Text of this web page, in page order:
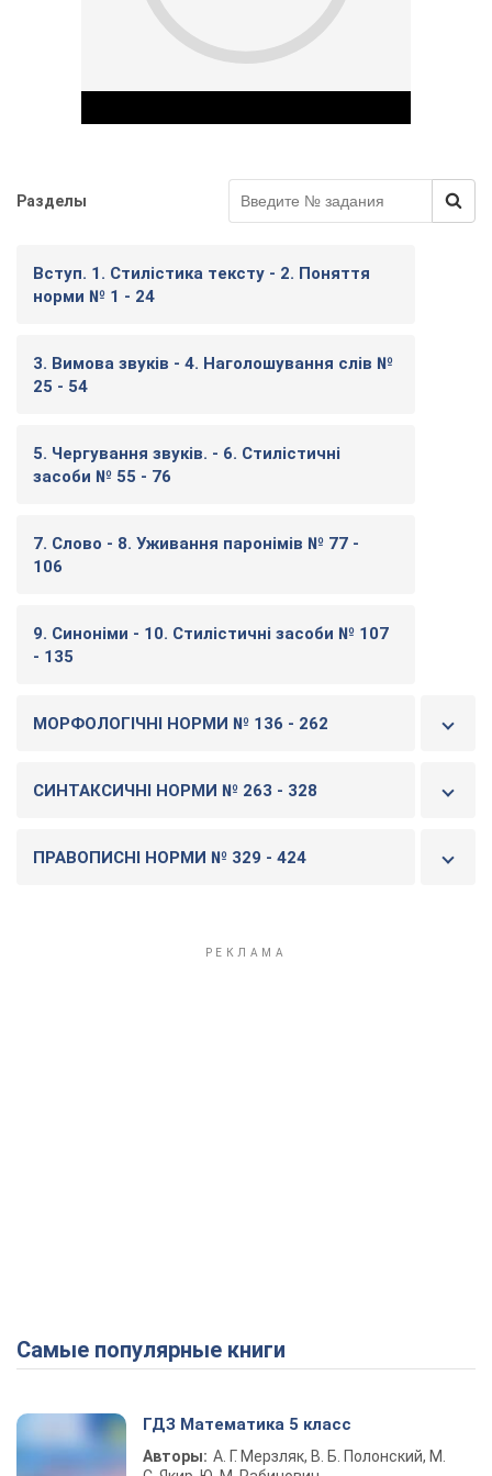
Разделы
Вступ. 1. Стилістика тексту - 2. Поняття
норми № 1 - 24
3. Вимова звуків - 4. Наголошування слів №
25 - 54
5. Чергування звуків. - 6. Стилістичні
засоби № 55 - 76
7. Слово - 8. Уживання паронімів № 77 -
106
9. Синоніми - 10. Стилістичні засоби № 107
- 135
МОРФОЛОГІЧНІ НОРМИ № 136 - 262
СИНТАКСИЧНІ НОРМИ № 263 - 328
ПРАВОПИСНІ НОРМИ № 329 - 424
Самые популярные книги
ГДЗ Математика 5 класс
Авторы: А. Г. Мерзляк, В. Б. Полонский, М.